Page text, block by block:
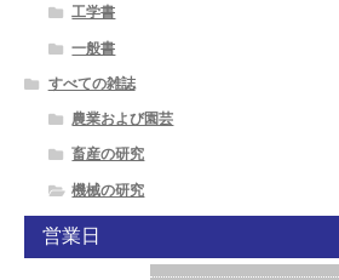
工学書
一般書
すべての雑誌
農業および園芸
畜産の研究
機械の研究
営業日